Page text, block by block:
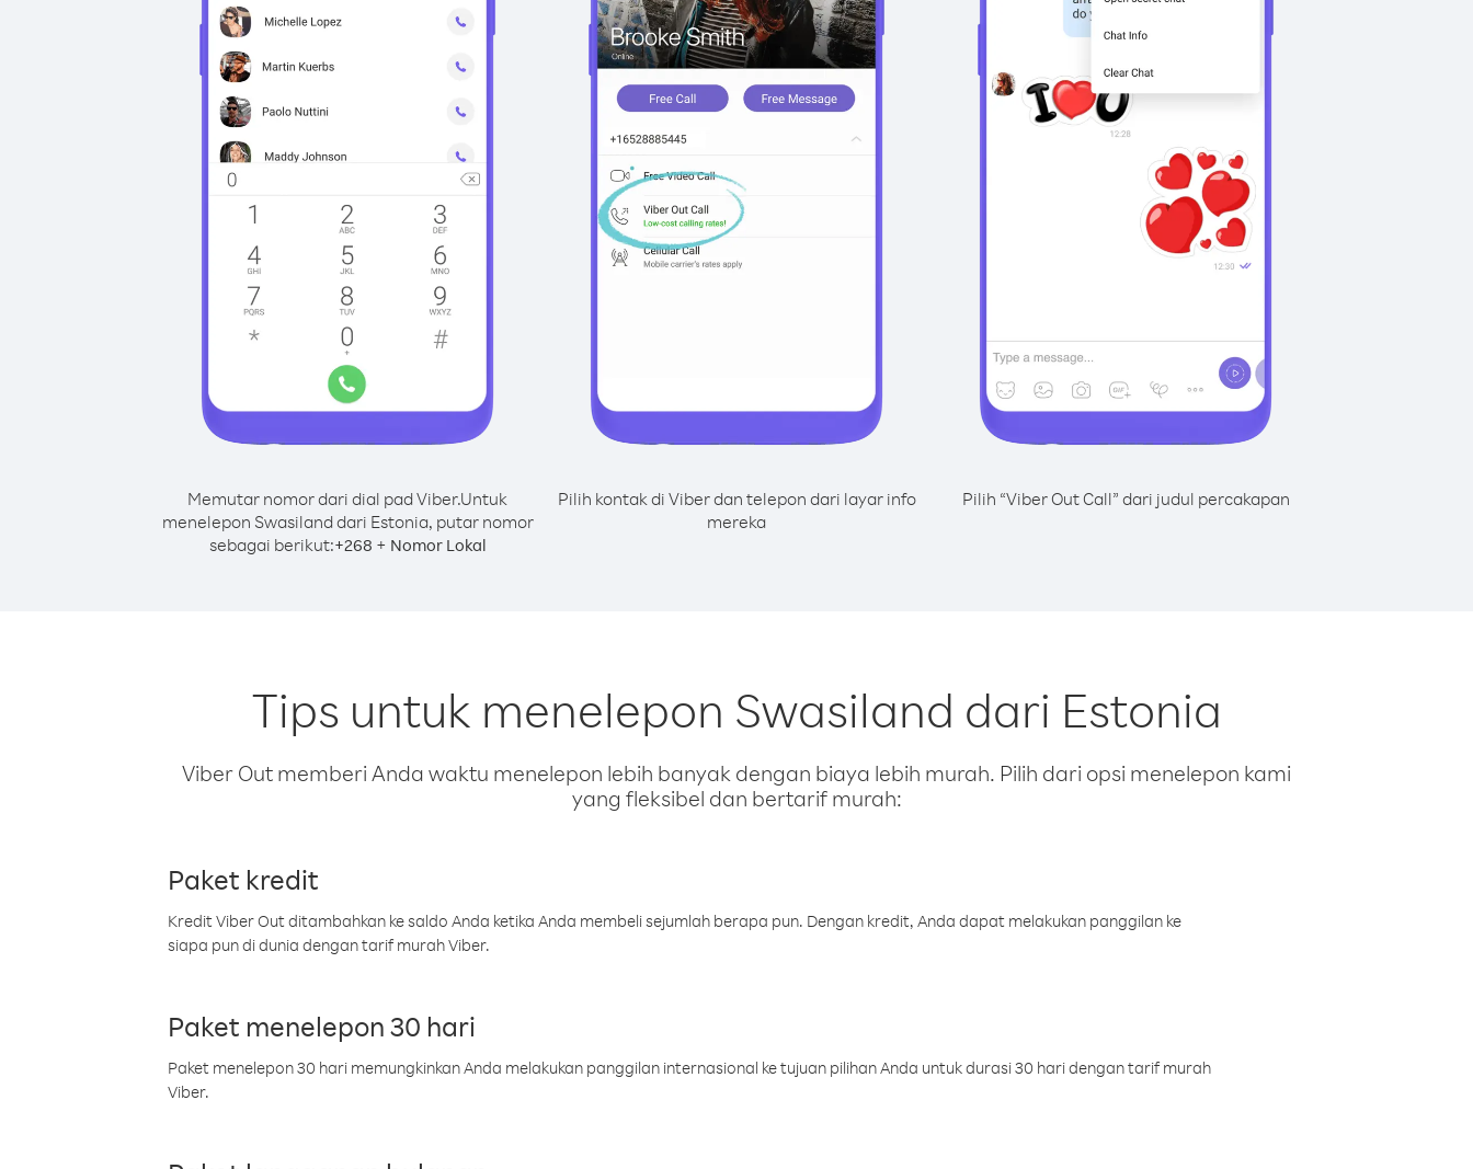
Memutar nomor dari dial pad Viber.Untuk
menelepon Swasiland dari Estonia, putar nomor
sebagai berikut:+268 + Nomor Lokal
Pilih kontak di Viber dan telepon dari layar info
mereka
Pilih “Viber Out Call” dari judul percakapan
Tips untuk menelepon Swasiland dari Estonia
Viber Out memberi Anda waktu menelepon lebih banyak dengan biaya lebih murah. Pilih dari opsi menelepon kami
yang fleksibel dan bertarif murah:
Paket kredit
Kredit Viber Out ditambahkan ke saldo Anda ketika Anda membeli sejumlah berapa pun. Dengan kredit, Anda dapat melakukan panggilan ke
siapa pun di dunia dengan tarif murah Viber.
Paket menelepon 30 hari
Paket menelepon 30 hari memungkinkan Anda melakukan panggilan internasional ke tujuan pilihan Anda untuk durasi 30 hari dengan tarif murah
Viber.